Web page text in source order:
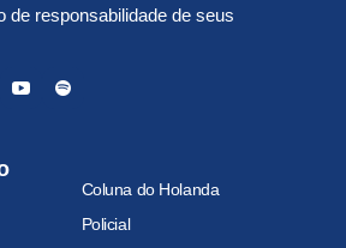
de responsabilidade de seus
Coluna do Holanda
Policial